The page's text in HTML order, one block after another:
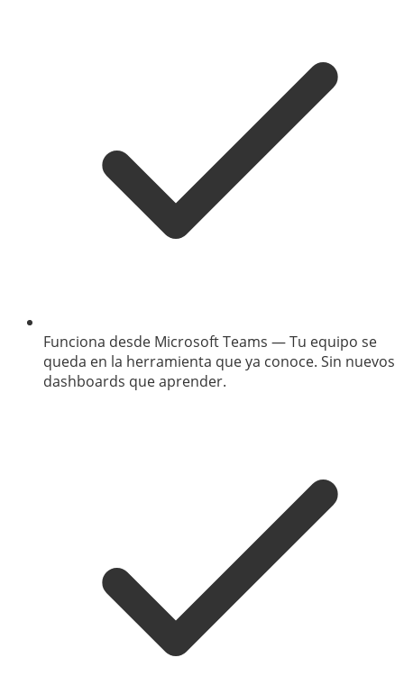
Funciona desde Microsoft Teams —Tu equipo se
queda en la herramienta que ya conoce. Sin nuevos
dashboards que aprender.